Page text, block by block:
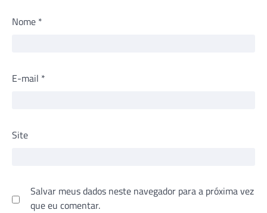
Nome *
E-mail *
Site
Salvar meus dados neste navegador para a próxima vez
que eu comentar.